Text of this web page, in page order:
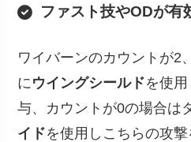
ファスト技やODが有
ワイバーンのカウントが2
に ウイングシールドを使
与、カウントが0の場合は
イドを使用しこちらの攻